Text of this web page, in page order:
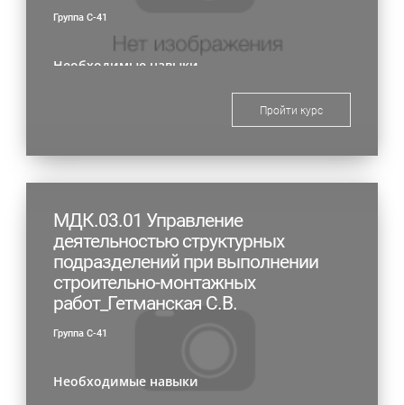
Группа С-41
Необходимые навыки
Пройти курс
МДК.03.01 Управление
деятельностью структурных
подразделений при выполнении
строительно-монтажных
работ_Гетманская С.В.
Группа С-41
Необходимые навыки